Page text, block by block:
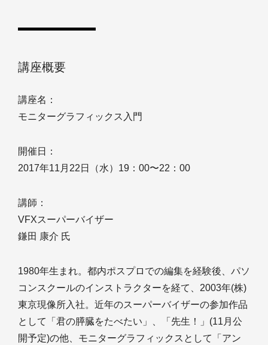
講座概要
講座名：
モニターグラフィックス入門
開催日：
2017年11月22日（水）19：00〜22：00
講師：
VFXスーパーバイザー
鎌田 康介 氏
1980年生まれ。都内ポスプロでの編集を経験後、パソ
コンスクールのインストラクターを経て、2003年(株)
東京現像所入社。近年のスーパーバイザーの参加作品
として「君の膵臓をたべたい」、「先生！」(11月公
開予定)の他、モニターグラフィックスとして「アン